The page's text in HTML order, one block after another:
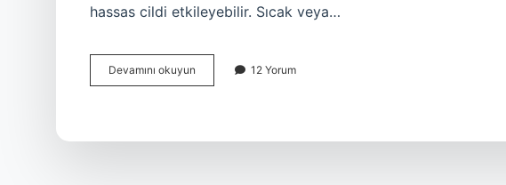
hassas cildi etkileyebilir. Sıcak veya…
Devamını okuyun
Ciltler
12 Yorum